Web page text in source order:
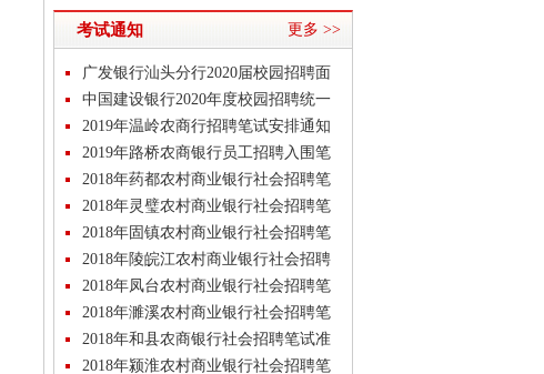
动态平安银行北京分行2020年春季校园招
聘面经
平安银行2020年春季校园招聘AI面试
温州银行2020年春季校园招聘面试安
招商银行2020春季校园招聘面试内容
考试通知 更多 >>
广发银行汕头分行2020届校园招聘面
试通知
中国建设银行2020年度校园招聘统一
考试通
2019年温岭农商行招聘笔试安排通知
公告2019年路桥农商银行员工招聘入围笔
试名单
2018年药都农村商业银行社会招聘笔
试准考
2018年灵璧农村商业银行社会招聘笔
试准考
2018年固镇农村商业银行社会招聘笔
试准考
2018年陵皖江农村商业银行社会招聘
笔试准
2018年凤台农村商业银行社会招聘笔
试准考
2018年濉溪农村商业银行社会招聘笔
试准考
2018年和县农商银行社会招聘笔试准
考证领
2018年颍淮农村商业银行社会招聘笔